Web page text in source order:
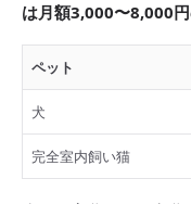
は月額3,000〜8,000
ペット
犬
完全室内飼い猫